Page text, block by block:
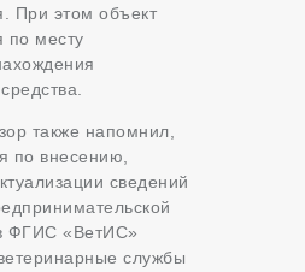
При этом объект
по месту
также напомнил,
по внесению,
сведений
ФГИС «ВетИС»
службы